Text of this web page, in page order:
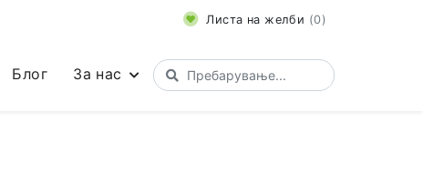
Листа на желби (0)
Блог За нас